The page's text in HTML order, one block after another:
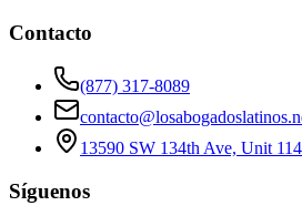
Contacto
(877) 317-8089
13590 SW 134th Ave, Unit 114
Síguenos